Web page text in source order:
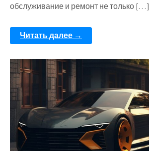
обслуживание и ремонт не только […]
Читать далее →